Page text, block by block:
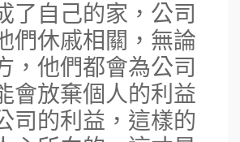
了自己的家，公司
們休戚相關，無論
，他們都會為公司
會放棄個人的利益
司的利益，這樣的